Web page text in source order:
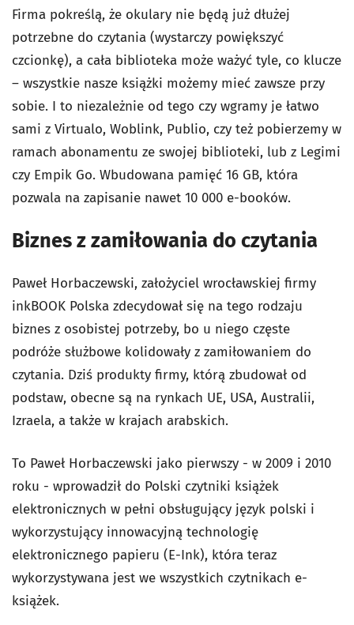
Firma pokreślą, że okulary nie będą już dłużej
potrzebne do czytania (wystarczy powiększyć
czcionkę), a cała biblioteka może ważyć tyle, co klucze
– wszystkie nasze książki możemy mieć zawsze przy
sobie. I to niezależnie od tego czy wgramy je łatwo
sami z Virtualo, Woblink, Publio, czy też pobierzemy w
ramach abonamentu ze swojej biblioteki, lub z Legimi
czy Empik Go. Wbudowana pamięć 16 GB, która
pozwala na zapisanie nawet 10 000 e-booków.
Biznes z zamiłowania do czytania
Paweł Horbaczewski, założyciel wrocławskiej firmy
inkBOOK Polska zdecydował się na tego rodzaju
biznes z osobistej potrzeby, bo u niego częste
podróże służbowe kolidowały z zamiłowaniem do
czytania. Dziś produkty firmy, którą zbudował od
podstaw, obecne są na rynkach UE, USA, Australii,
Izraela, a także w krajach arabskich.
To Paweł Horbaczewski jako pierwszy - w 2009 i 2010
roku - wprowadził do Polski czytniki książek
elektronicznych w pełni obsługujący język polski i
wykorzystujący innowacyjną technologię
elektronicznego papieru (E-Ink), która teraz
wykorzystywana jest we wszystkich czytnikach e-
książek.